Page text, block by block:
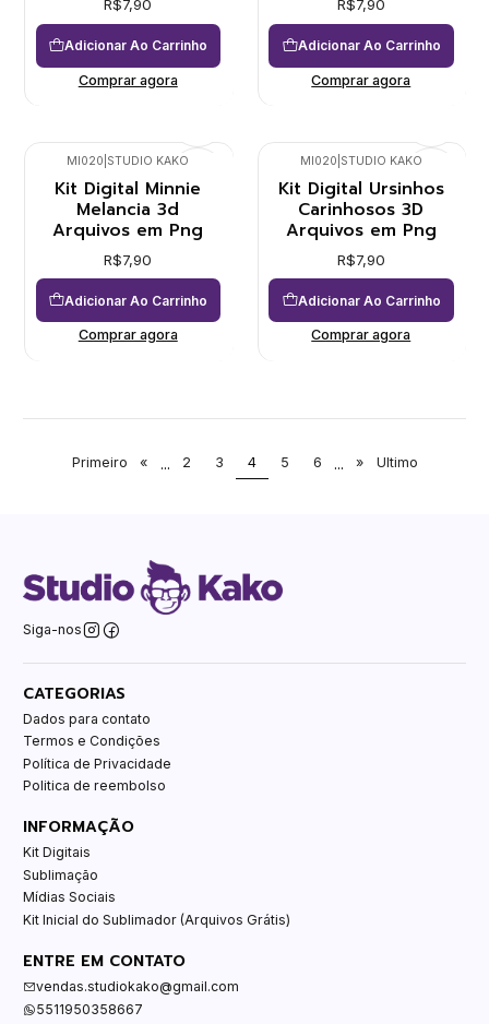
R$7,90
Adicionar Ao Carrinho
Comprar agora
R$7,90
Adicionar Ao Carrinho
Comprar agora
MI020 STUDIO KAKO
Kit Digital Minnie
Melancia 3d
Arquivos em Png
R$7,90
Adicionar Ao Carrinho
Comprar agora
MI020 STUDIO KAKO
Kit Digital Ursinhos
Carinhosos 3D
Arquivos em Png
R$7,90
Adicionar Ao Carrinho
Comprar agora
Primeiro « ... 2 3 4 5 6 ... » Ultimo
Siga-nos
CATEGORIAS
Dados para contato
Termos e Condições
Política de Privacidade
Politica de reembolso
INFORMAÇÃO
Kit Digitais
Sublimação
Mídias Sociais
Kit Inicial do Sublimador (Arquivos Grátis)
ENTRE EM CONTATO
vendas.studiokako@gmail.com
5511950358667